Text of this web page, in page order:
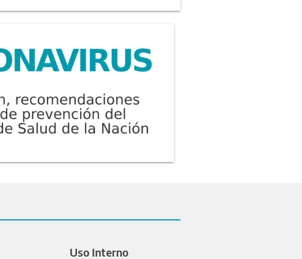
Uso Interno